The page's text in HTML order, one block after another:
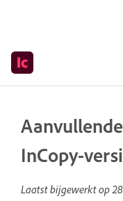
InCopy-
Laatst bijgewerkt op